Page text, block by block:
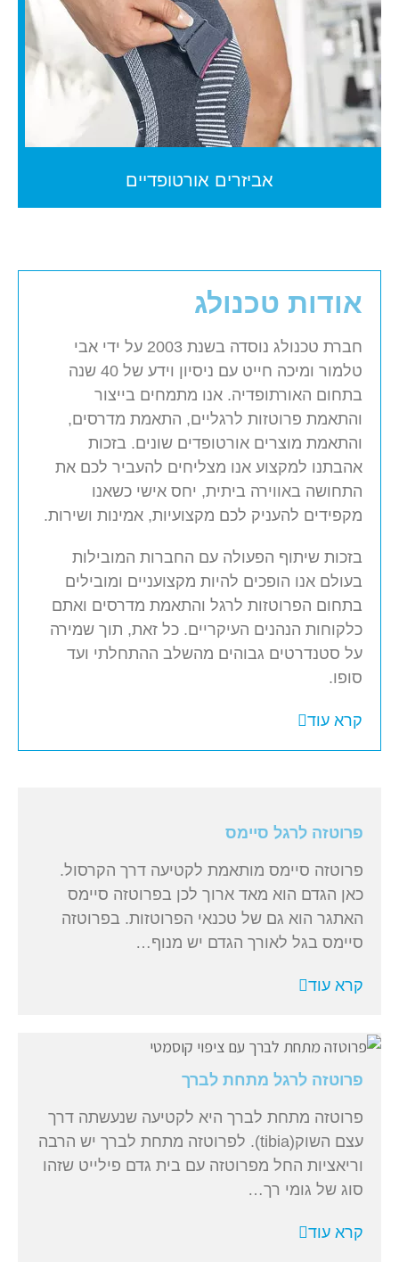
אביזרים אורטופדיים
אודות טכנולג
חברת טכנולג נוסדה בשנת 2003 על ידי אבי
טלמור ומיכה חייט עם ניסיון וידע של 40 שנה
בתחום האורתופדיה. אנו מתמחים בייצור
והתאמת פרוטזות לרגליים, התאמת מדרסים,
והתאמת מוצרים אורטופדים שונים. בזכות
אהבתנו למקצוע אנו מצליחים להעביר לכם את
התחושה באווירה ביתית, יחס אישי כשאנו
מקפידים להעניק לכם מקצועיות, אמינות ושירות.
בזכות שיתוף הפעולה עם החברות המובילות
בעולם אנו הופכים להיות מקצועניים ומובילים
בתחום הפרוטזות לרגל והתאמת מדרסים ואתם
כלקוחות הנהנים העיקריים. כל זאת, תוך שמירה
על סטנדרטים גבוהים מהשלב ההתחלתי ועד
סופו.
קרא עוד
פרוטזה לרגל סיימס
פרוטזה סיימס מותאמת לקטיעה דרך הקרסול.
כאן הגדם הוא מאד ארוך לכן בפרוטזה סיימס
האתגר הוא גם של טכנאי הפרוטזות. בפרוטזה
סיימס בגל לאורך הגדם יש מנוף…
קרא עוד
פרוטזה לרגל מתחת לברך
פרוטזה מתחת לברך היא לקטיעה שנעשתה דרך
עצם השוק(tibia). לפרוטזה מתחת לברך יש הרבה
וריאציות החל מפרוטזה עם בית גדם פילייט שזהו
סוג של גומי רך…
קרא עוד